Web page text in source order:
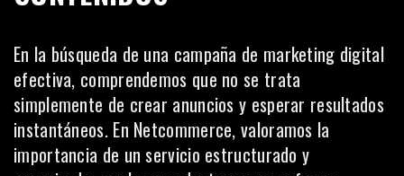
En la búsqueda de una campaña de marketing digital
efectiva, comprendemos que no se trata
simplemente de crear anuncios y esperar resultados
instantáneos. En Netcommerce, valoramos la
importancia de un servicio estructurado y